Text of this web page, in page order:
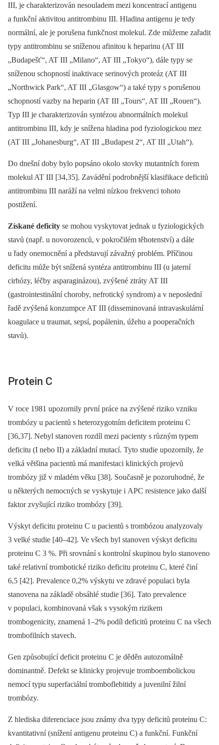
III, je charakterizován nesouladem mezi koncentrací antigenu
a funkční aktivitou antitrombinu III. Hladina antigenu je tedy
normální, ale je porušena funkčnost molekul. Zde můžeme zařadit
typy antitrombinu se sníženou afinitou k he­pa­rinu (AT III
„Budapešť“, AT III „Milano“, AT III „Tokyo“), dále typy se
sníženou schopností inaktivace serinových proteáz (AT III
„Northwick Park“, AT III „Glasgow“) a také typy s porušenou
schopností vazby na he­pa­rin (AT III „Tours“, AT III „Rouen“).
Typ III je charakterizován syntézou abnormálních molekul
antitrombinu III, kdy je snížena hladina pod fyziologickou mez
(AT III „Johanesburg“, AT III „Budapest 2“, AT III „Utah“).
Do dnešní doby bylo popsáno okolo stovky mutantních forem
molekul AT III [34,35]. Zavádění podrobnější klasifikace deficitů
antitrombinu III naráží na velmi nízkou frekvenci tohoto
postižení.
Získané deficity se mohou vyskytovat jednak u fyziologických
stavů (např. u novorozenců, v pokročilém těhotenství) a dále
u řady onemocnění a představují závažný problém. Příčinou
deficitu může být snížená syntéza antitrombinu III (u jaterní
cirhózy, léčby asparaginázou), zvýšené ztráty AT III
(gastrointestinální choroby, nefrotický syndrom) a v neposlední
řadě zvýšená konzumpce AT III (disseminovaná intravaskulární
koagulace u traumat, sepsí, popálenin, úžehu a pooperačních
stavů).
Protein C
V roce 1981 upozornily první práce na zvýšené riziko vzniku
trombózy u pacientů s heterozygotním deficitem proteinu C
[36,37]. Nebyl stanoven rozdíl mezi pacienty s různým typem
deficitu (I nebo II) a základní mutací. Tyto studie upozornily, že
velká většina pacientů má manifestaci klinických projevů
trombózy již v mladém věku [38]. Současně je pozoruhodné, že
u ně­kte­rých nemocných se vyskytuje i APC resistence jako další
faktor zvyšující riziko trombózy [39].
Výskyt deficitu proteinu C u pacientů s trombózou analyzovaly
3 velké studie [40–42]. Ve všech byl stanoven výskyt deficitu
proteinu C 3 %. Při srovnání s kontrolní skupinou bylo stanoveno
také relativní trombotické riziko deficitu proteinu C, které činí
6,5 [42]. Prevalence 0,2% výskytu ve zdravé populaci byla
stanovena na základě obsáhlé studie [36]. Tato prevalence
v populaci, kombinovaná však s vysokým rizikem
trombogenicity, znamená 1–2% podíl deficitů proteinu C na všech
trombofilních stavech.
Gen způsobující deficit proteinu C je děděn autozomálně
dominantně. Defekt se klinicky projevuje tromboembolickou
nemocí typu superfaciální tromboflebitidy a juvenilní žilní
trombózy.
Z hlediska diferenciace jsou známy dva typy deficitů proteinu C:
kvantitativní (snížení antigenu proteinu C) a funkční. Funkční